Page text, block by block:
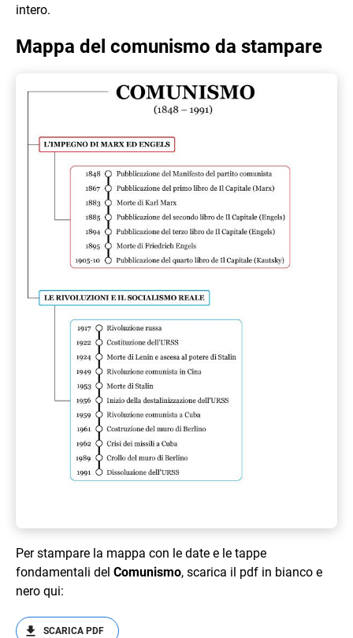
intero.
Mappa del comunismo da stampare
Per stampare la mappa con le date e le tappe
fondamentali del Comunismo, scarica il pdf in bianco e
nero qui:
SCARICA PDF